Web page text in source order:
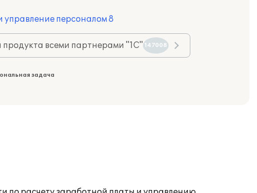
управление персоналом 8
продукта всеми партнерами "1С" 147008
задача